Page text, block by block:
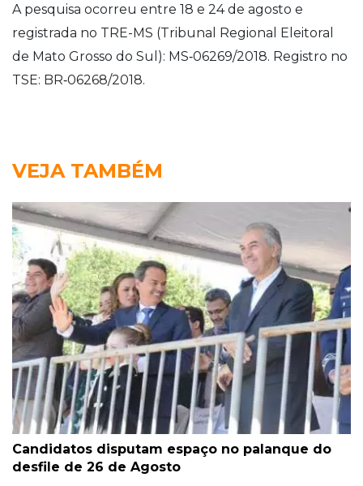
A pesquisa ocorreu entre 18 e 24 de agosto e
registrada no TRE-MS (Tribunal Regional Eleitoral
de Mato Grosso do Sul): MS‐06269/2018. Registro no
TSE: BR‐06268/2018.
VEJA TAMBÉM
Candidatos disputam espaço no palanque do
desfile de 26 de Agosto